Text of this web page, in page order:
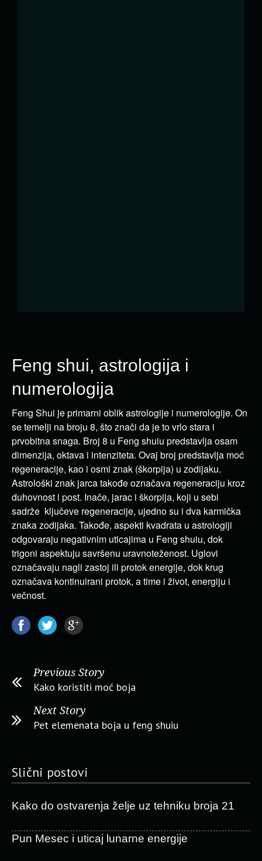
Feng shui, astrologija i
numerologija
Feng Shui je primarni oblik astrologije i numerologije. On
se temelji na broju 8, što znači da je to vrlo stara i
prvobitna snaga. Broj 8 u Feng shuiu predstavlja osam
dimenzija, oktava i intenziteta. Ovaj broj predstavlja moć
regeneracije, kao i osmi znak (škorpija) u zodijaku.
Astrološki znak jarca takođe označava regeneraciju kroz
duhovnost i post. Inače, jarac i škorpija, koji u sebi
sadrže ključeve regeneracije, ujedno su i dva karmička
znaka zodijaka. Takođe, aspekti kvadrata u astrologiji
odgovaraju negativnim uticajima u Feng shuiu, dok
trigoni aspektuju savršenu uravnoteženost. Uglovi
označavaju nagli zastoj ili protok energije, dok krug
označava kontinuirani protok, a time i život, energiju i
večnost.
Previous Story
Kako koristiti moć boja
Next Story
Pet elemenata boja u feng shuiu
Slični postovi
Kako do ostvarenja želje uz tehniku broja 21
Pun Mesec i uticaj lunarne energije